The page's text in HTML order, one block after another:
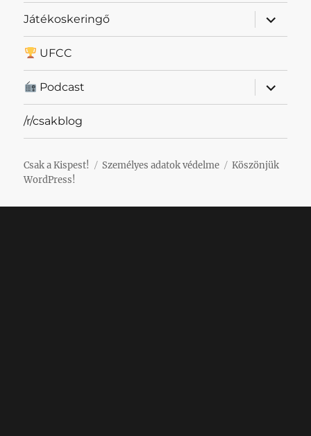
Játékoskeringő
almenü
UFCC
Podcast
almenü
/r/csakblog
Csak a Kispest! Személyes adatok védelme
Köszönjük
WordPress!